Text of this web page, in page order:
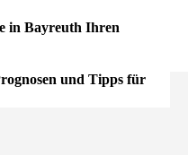
in Bayreuth Ihren
und Tipps für